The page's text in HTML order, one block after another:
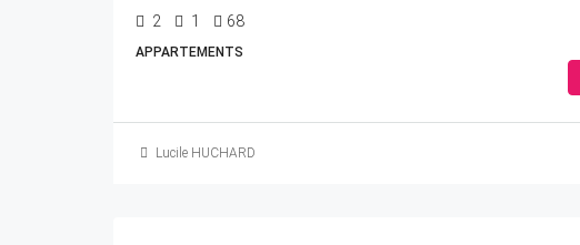
2 1 68
APPARTEMENTS
Lucile HUCHARD